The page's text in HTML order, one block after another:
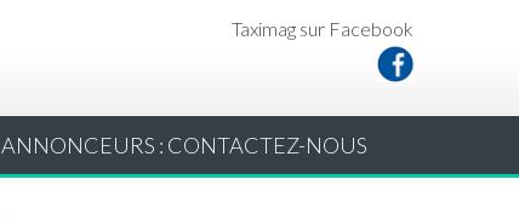
Taximag sur Facebook
ANNONCEURS : CONTACTEZ-NOUS